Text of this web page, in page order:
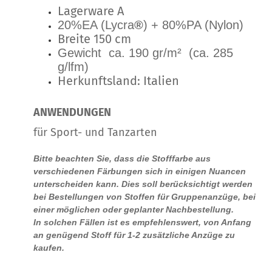
Lagerware A
20%EA (Lycra®) + 80%PA (Nylon)
Breite 150 cm
Gewicht ca. 190 gr/m² (ca. 285
g/lfm)
Herkunftsland: Italien
ANWENDUNGEN
für Sport- und Tanzarten
Bitte beachten Sie, dass die Stofffarbe aus
verschiedenen Färbungen sich in einigen Nuancen
unterscheiden kann. Dies soll berücksichtigt werden
bei Bestellungen von Stoffen für Gruppenanzüge, bei
einer möglichen oder geplanter Nachbestellung.
In solchen Fällen ist es empfehlenswert, von Anfang
an genügend Stoff für 1-2 zusätzliche Anzüge zu
kaufen.